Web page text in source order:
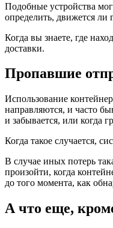
Подобные устройства
определить, движется ли
Когда вы знаете, где
доставки.
Пропавшие
Использование
направляются, и часто
и забывается, или когда
Когда такое случается,
В случае иных потерь
произойти, когда
до того момента, как
А что еще,